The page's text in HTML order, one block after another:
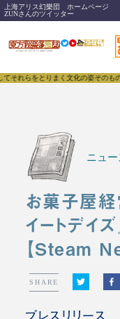
上海アリス幻樂団 ホームページ
ZUNさんのツイッター
まく文化の姿そのものを取
ニュー
お菓子屋経
イートデイ
【Steam
SHARE
プレスリリース